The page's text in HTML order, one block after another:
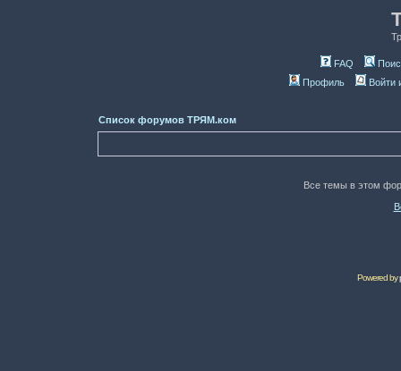
FAQ
Профиль
Войти
Список форумов ТРЯМ.ком
Все темы в этом
Powered by